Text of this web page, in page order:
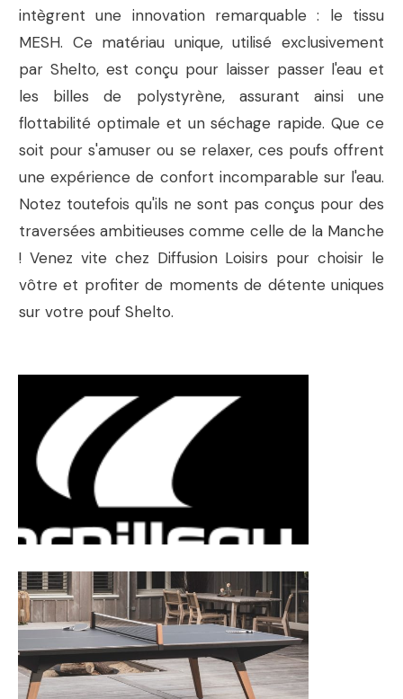
intègrent une innovation remarquable : le tissu
MESH. Ce matériau unique, utilisé exclusivement
par Shelto, est conçu pour laisser passer l'eau et
les billes de polystyrène, assurant ainsi une
flottabilité optimale et un séchage rapide. Que ce
soit pour s'amuser ou se relaxer, ces poufs offrent
une expérience de confort incomparable sur l'eau.
Notez toutefois qu'ils ne sont pas conçus pour des
traversées ambitieuses comme celle de la Manche
! Venez vite chez Diffusion Loisirs pour choisir le
vôtre et profiter de moments de détente uniques
sur votre pouf Shelto.